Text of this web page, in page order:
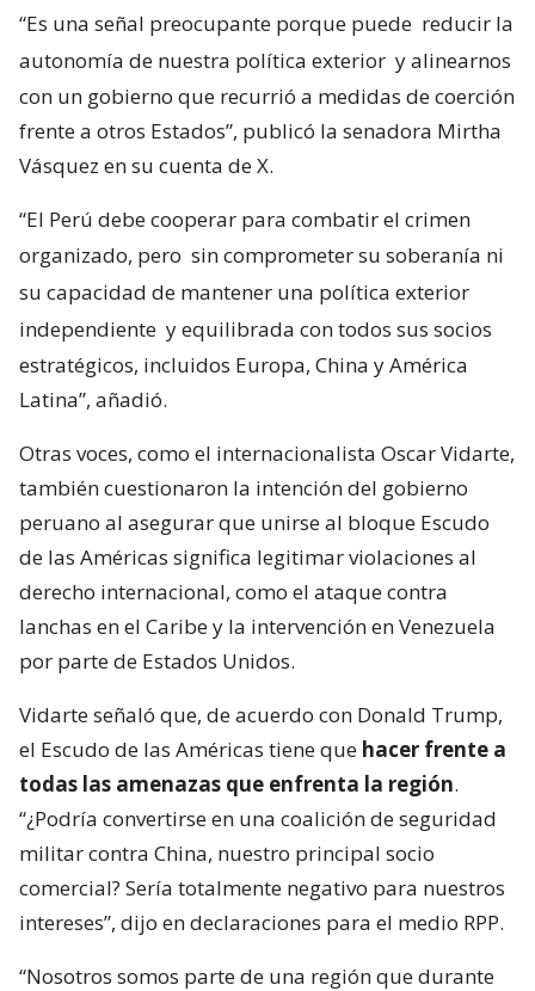
“Es una señal preocupante porque puede reducir la
autonomía de nuestra política exterior y alinearnos
con un gobierno que recurrió a medidas de coerción
frente a otros Estados”, publicó la senadora Mirtha
Vásquez en su cuenta de X.
“El Perú debe cooperar para combatir el crimen
organizado, pero sin comprometer su soberanía ni
su capacidad de mantener una política exterior
independiente y equilibrada con todos sus socios
estratégicos, incluidos Europa, China y América
Latina”, añadió.
Otras voces, como el internacionalista Oscar Vidarte,
también cuestionaron la intención del gobierno
peruano al asegurar que unirse al bloque Escudo
de las Américas significa legitimar violaciones al
derecho internacional, como el ataque contra
lanchas en el Caribe y la intervención en Venezuela
por parte de Estados Unidos.
Vidarte señaló que, de acuerdo con Donald Trump,
el Escudo de las Américas tiene que hacer frente a
todas las amenazas que enfrenta la región.
“¿Podría convertirse en una coalición de seguridad
militar contra China, nuestro principal socio
comercial? Sería totalmente negativo para nuestros
intereses”, dijo en declaraciones para el medio RPP.
“Nosotros somos parte de una región que durante